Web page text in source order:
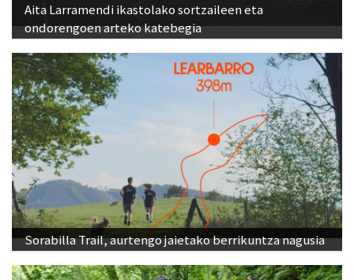
Aita Larramendi ikastolako sortzaileen eta
ondorengoen arteko katebegia
Sorabilla Trail, aurtengo jaietako berrikuntza nagusia